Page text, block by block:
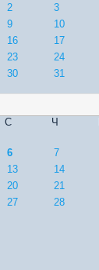
2 3
9 10
16 17
23 24
30 31
С Ч
6 7
13 14
20 21
27 28